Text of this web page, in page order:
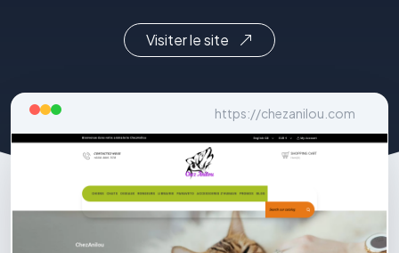
Visiter le site
https://chezanilou.com